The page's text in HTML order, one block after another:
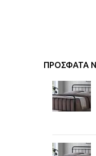
ΠΡΌΣΦΑΤΑ